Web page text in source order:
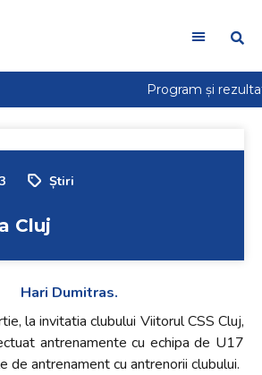
Știri
Cluj
la invitatia clubului Viitorul CSS Cluj,
antrenamente cu echipa de U17
de antrenament cu antrenorii clubului.